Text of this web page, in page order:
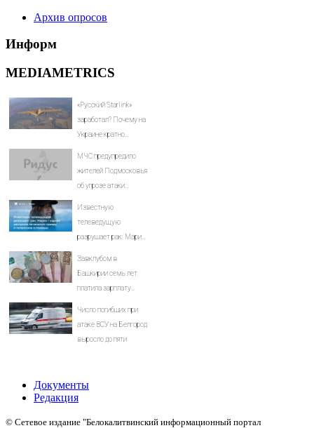
Архив опросов
Информ
MEDIAMETRICS
«Русский Starlink»
заработал? Почему на
Украине кратно
МЧС предупредило
жителей Подмосковья
об угрозе атаки
Известную
телеведущую
разрушает рак: Мария
Завклубом в
Башкирии семь лет
платила зарплату
Число погибших при
атаке ВСУ на Белгород
выросло до пяти
Документы
Редакция
© Сетевое издание "Белокалитвинский информационный портал